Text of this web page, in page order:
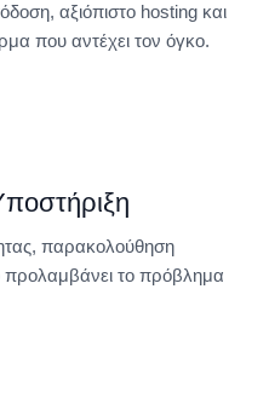
αξιόπιστο hosting και
που αντέχει τον όγκο.
παρακολούθηση
προλαμβάνει το πρόβλημα